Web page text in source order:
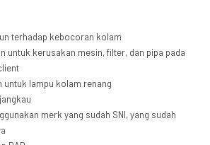
terhadap kebocoran kolam
untuk kerusakan mesin, filter, dan pipa pada
untuk lampu kolam renang
merk yang sudah SNI, yang sudah